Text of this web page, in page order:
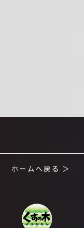
ホームへ戻る ＞